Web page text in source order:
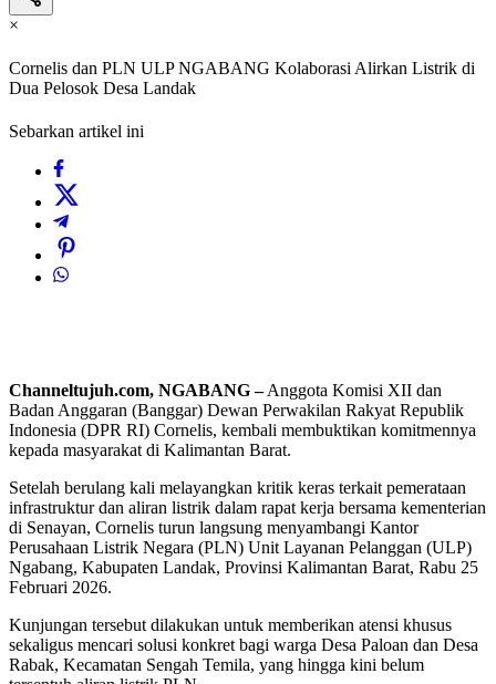
×
Cornelis dan PLN ULP NGABANG Kolaborasi Alirkan Listrik di
Dua Pelosok Desa Landak
Sebarkan artikel ini
Channeltujuh.com, NGABANG –Anggota Komisi XII dan
Badan Anggaran (Banggar) Dewan Perwakilan Rakyat Republik
Indonesia (DPR RI) Cornelis, kembali membuktikan komitmennya
kepada masyarakat di Kalimantan Barat.
Setelah berulang kali melayangkan kritik keras terkait pemerataan
infrastruktur dan aliran listrik dalam rapat kerja bersama kementerian
di Senayan, Cornelis turun langsung menyambangi Kantor
Perusahaan Listrik Negara (PLN) Unit Layanan Pelanggan (ULP)
Ngabang, Kabupaten Landak, Provinsi Kalimantan Barat, Rabu 25
Februari 2026.
Kunjungan tersebut dilakukan untuk memberikan atensi khusus
sekaligus mencari solusi konkret bagi warga Desa Paloan dan Desa
Rabak, Kecamatan Sengah Temila, yang hingga kini belum